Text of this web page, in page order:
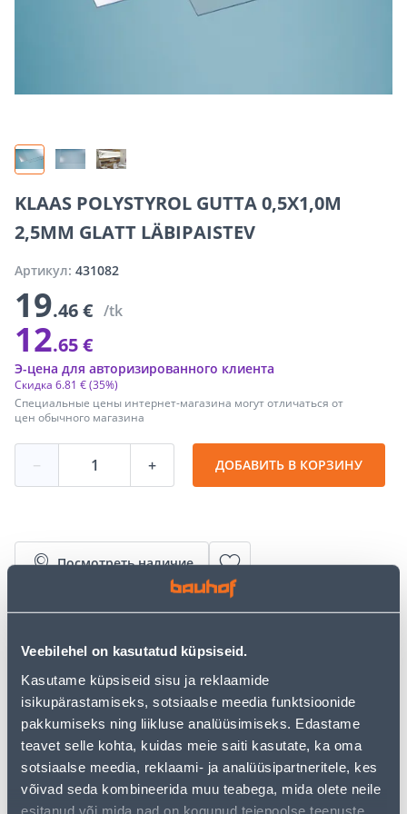
Veebilehel on kasutatud küpsiseid.
Kasutame küpsiseid sisu ja reklaamide
isikupärastamiseks, sotsiaalse meedia funktsioonide
pakkumiseks ning liikluse analüüsimiseks. Edastame
teavet selle kohta, kuidas meie saiti kasutate, ka oma
sotsiaalse meedia, reklaami- ja analüüsipartneritele, kes
võivad seda kombineerida muu teabega, mida olete neile
esitanud või mida nad on kogunud teiepoolse teenuste
KLAAS POLYSTYROL GUTTA 0,5X1,0M
2,5MM GLATT LÄBIPAISTEV
Артикул: 431082
19.46 € /tk
12.65 €
Специальные цены интернет-магазина могут отличаться от
цен обычного магазина
Скидка 6.81 €(35%)
Э-цена для авторизированного клиента
− + ДОБАВИТЬ В КОРЗИНУ
Посмотреть наличие
• Polüstüroolklaas on valmistatud kvaliteetsest
• Materjal on elastne, soe, ei deformeeru ning ei teki
kilde.
• Purunemistugevus on umbes 10 korda suurem kui
normaalsel sama paksusega klaasil.
• Mõõtmed on 0,5 x 1,0 m ning paksus 2,5 mm.
• 14-päevane tagastusõigus.